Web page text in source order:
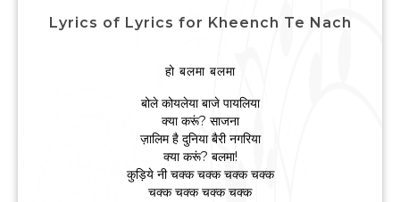
Lyrics of Lyrics for Kheench Te Nach
हो बलमा बलमा
बोले कोयलेया बाजे पायलिया
क्या करूं? साजना
ज़ालिम है दुनिया बैरी नगरिया
क्या करूं? बलमा!
कुड़िये नी चक्क चक्क चक्क चक्क
चक्क चक्क चक्क चक्क